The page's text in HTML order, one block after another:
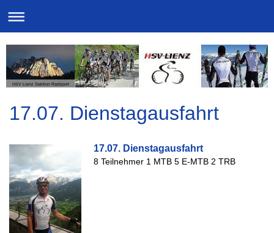
HSV Lienz Sektion Radsport
17.07. Dienstagausfahrt
17.07. Dienstagausfahrt
8 Teilnehmer 1 MTB 5 E-MTB 2 TRB